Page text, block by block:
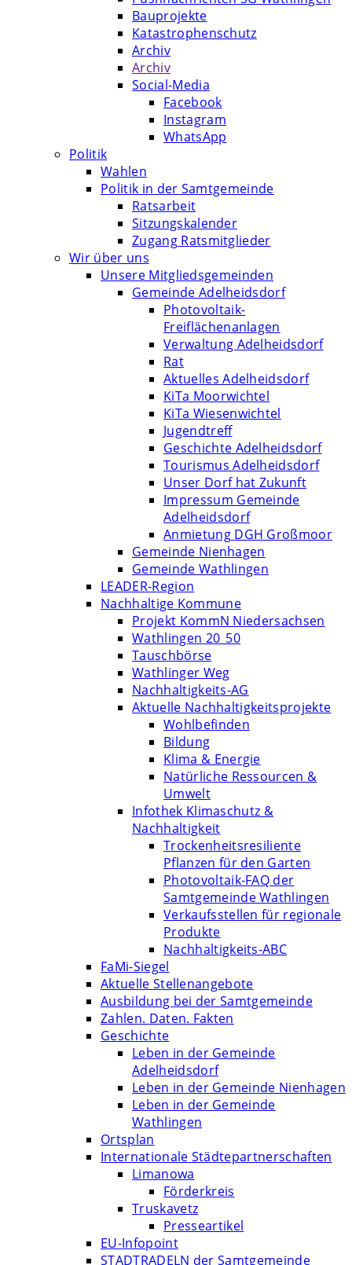
Bauprojekte
Katastrophenschutz
Archiv
Archiv
Social-Media
Facebook
Instagram
WhatsApp
Politik
Wahlen
Politik in der Samtgemeinde
Ratsarbeit
Sitzungskalender
Zugang Ratsmitglieder
Wir über uns
Unsere Mitgliedsgemeinden
Gemeinde Adelheidsdorf
Photovoltaik-
Freiflächenanlagen
Verwaltung Adelheidsdorf
Rat
Aktuelles Adelheidsdorf
KiTa Moorwichtel
KiTa Wiesenwichtel
Jugendtreff
Geschichte Adelheidsdorf
Tourismus Adelheidsdorf
Unser Dorf hat Zukunft
Impressum Gemeinde
Adelheidsdorf
Anmietung DGH Großmoor
Gemeinde Nienhagen
Gemeinde Wathlingen
LEADER-Region
Nachhaltige Kommune
Projekt KommN Niedersachsen
Wathlingen 20_50
Tauschbörse
Wathlinger Weg
Nachhaltigkeits-AG
Aktuelle Nachhaltigkeitsprojekte
Wohlbefinden
Bildung
Klima & Energie
Natürliche Ressourcen &
Umwelt
Infothek Klimaschutz &
Nachhaltigkeit
Trockenheitsresiliente
Pflanzen für den Garten
Photovoltaik-FAQ der
Samtgemeinde Wathlingen
Verkaufsstellen für regionale
Produkte
Nachhaltigkeits-ABC
FaMi-Siegel
Aktuelle Stellenangebote
Ausbildung bei der Samtgemeinde
Zahlen. Daten. Fakten
Geschichte
Leben in der Gemeinde
Adelheidsdorf
Leben in der Gemeinde Nienhagen
Leben in der Gemeinde
Wathlingen
Ortsplan
Internationale Städtepartnerschaften
Limanowa
Förderkreis
Truskavetz
Presseartikel
EU-Infopoint
STADTRADELN der Samtgemeinde